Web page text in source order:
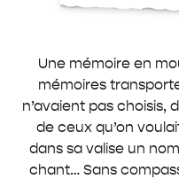
Une mémoire en
mémoires
n’avaient pas choisis,
de ceux qu’on
dans sa valise un
chant… Sans